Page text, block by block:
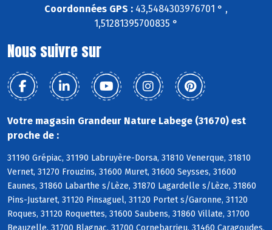
Coordonnées GPS : 43,5484303976701 ° ,
1,51281395700835 °
Nous suivre sur
Votre magasin Grandeur Nature Labege (31670) est
proche de :
31190 Grépiac, 31190 Labruyère-Dorsa, 31810 Venerque, 31810
Vernet, 31270 Frouzins, 31600 Muret, 31600 Seysses, 31600
Eaunes, 31860 Labarthe s/Lèze, 31870 Lagardelle s/Lèze, 31860
Pins-Justaret, 31120 Pinsaguel, 31120 Portet s/Garonne, 31120
Roques, 31120 Roquettes, 31600 Saubens, 31860 Villate, 31700
Beauzelle, 31700 Blagnac, 31700 Cornebarrieu, 31460 Caragoudes,